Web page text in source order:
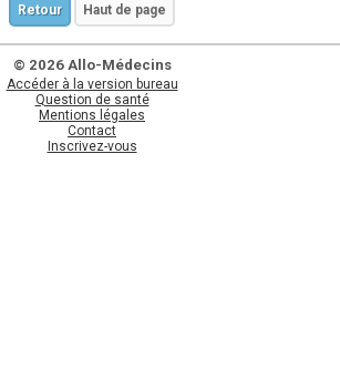
Retour Haut de page
© 2026 Allo-Médecins
Accéder à la version bureau
Question de santé
Mentions légales
Contact
Inscrivez-vous